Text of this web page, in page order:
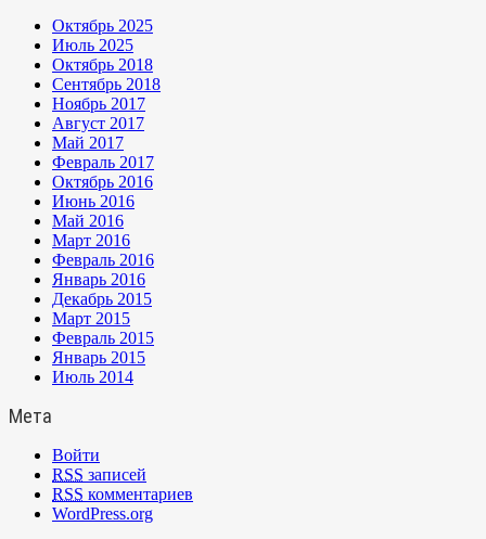
Октябрь 2025
Июль 2025
Октябрь 2018
Сентябрь 2018
Ноябрь 2017
Август 2017
Май 2017
Февраль 2017
Октябрь 2016
Июнь 2016
Май 2016
Март 2016
Февраль 2016
Январь 2016
Декабрь 2015
Март 2015
Февраль 2015
Январь 2015
Июль 2014
Мета
Войти
RSS записей
RSS комментариев
WordPress.org